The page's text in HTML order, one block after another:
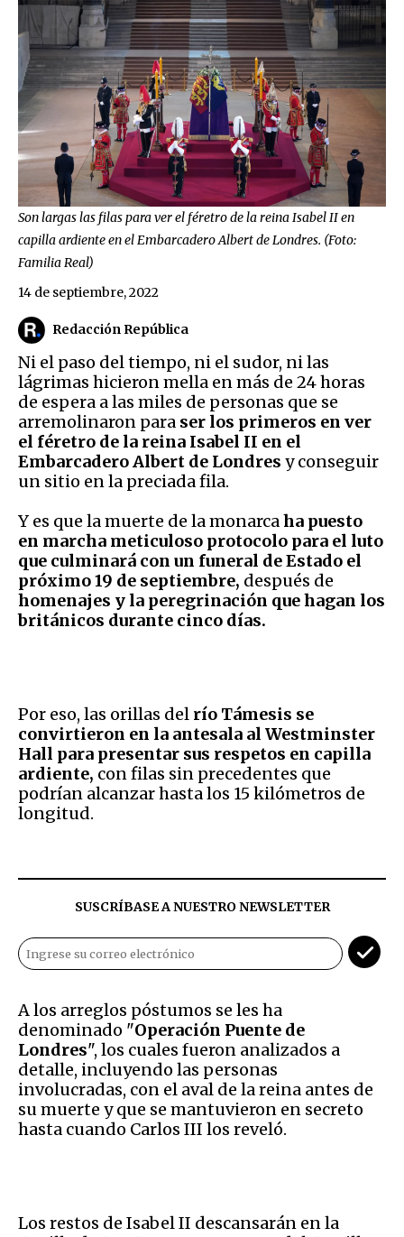
Son largas las filas para ver el féretro de la reina Isabel II en
capilla ardiente en el Embarcadero Albert de Londres. (Foto:
Familia Real)
Redacción República
14 de septiembre, 2022
Ni el paso del tiempo, ni el sudor, ni las
lágrimas hicieron mella en más de 24 horas
de espera a las miles de personas que se
arremolinaron para ser los primeros en ver
el féretro de la reina Isabel II en el
Embarcadero Albert de Londres y conseguir
un sitio en la preciada fila.
Y es que la muerte de la monarcaha puesto
en marcha meticuloso protocolo para el luto
que culminará con un funeral de Estado el
próximo 19 de septiembre, después de
homenajes y la peregrinación que hagan los
británicos durante cinco días.
Por eso, las orillas del río Támesis se
convirtieron en la antesala al Westminster
Hall para presentar sus respetos en capilla
ardiente, con filas sin precedentes que
podrían alcanzar hasta los 15 kilómetros de
longitud.
SUSCRÍBASE A NUESTRO NEWSLETTER
A los arreglos póstumos se les ha
denominado "Operación Puente de
Londres", los cuales fueron analizados a
detalle, incluyendo las personas
involucradas, con el aval de la reina antes de
su muerte y que se mantuvieron en secreto
hasta cuando Carlos III los reveló.
Los restos de Isabel II descansarán en la